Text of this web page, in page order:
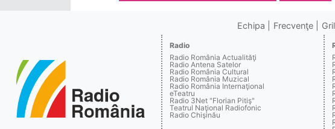
Echipa Frecvenţe
Radio
Radio România Actualităţi
Radio Antena Satelor
Radio România Cultural
Radio România Muzical
Radio România Internaţional
eTeatru
Radio 3Net "Florian Pitiş"
Teatrul Naţional Radiofonic
Radio Chişinău